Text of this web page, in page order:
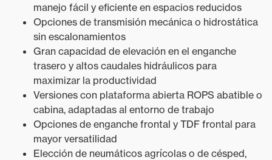
manejo fácil y eficiente en espacios reducidos
Opciones de transmisión mecánica o hidrostática
sin escalonamientos
Gran capacidad de elevación en el enganche
trasero y altos caudales hidráulicos para
maximizar la productividad
Versiones con plataforma abierta ROPS abatible o
cabina, adaptadas al entorno de trabajo
Opciones de enganche frontal y TDF frontal para
mayor versatilidad
Elección de neumáticos agrícolas o de césped,